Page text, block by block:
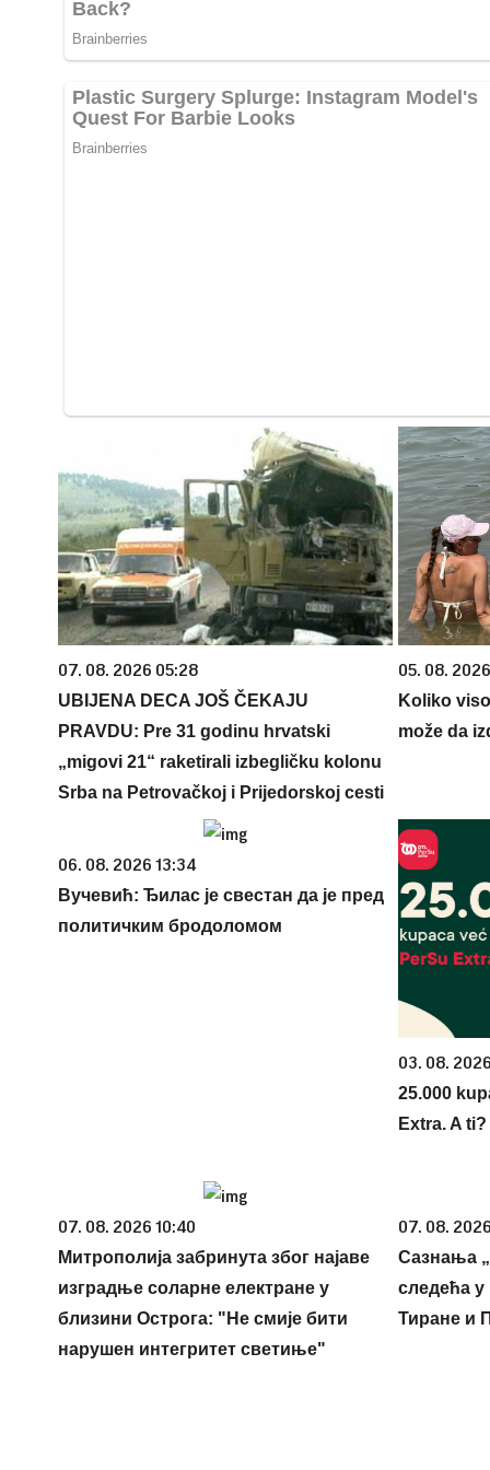
07. 08. 2026 05:28
UBIJENA DECA JOŠ ČEKAJU
PRAVDU: Pre 31 godinu hrvatski
„migovi 21“ raketirali izbegličku kolonu
Srba na Petrovačkoj i Prijedorskoj cesti
05. 08.
Koliko
može da
06. 08. 2026 13:34
Вучевић: Ђилас је свестан да је пред
политичким бродоломом
03. 08.
25.000
Extra. A
07. 08. 2026 10:40
Митрополија забринута због најаве
изградње соларне електране у
близини Острога: "Не смије бити
нарушен интегритет светиње"
07. 08.
Сазнања
следећа у
Тиране и